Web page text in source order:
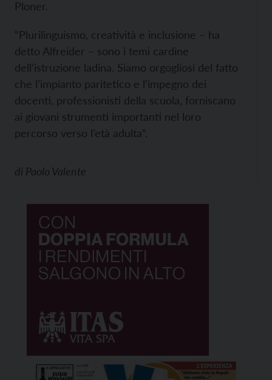
Ploner.
“Plurilinguismo, creatività e inclusione – ha
detto Alfreider – sono i temi cardine
dell’istruzione ladina. Siamo orgogliosi del fatto
che l’impianto paritetico e l’impegno dei
docenti, professionisti della scuola, forniscano
ai giovani strumenti importanti nel loro
percorso verso l’età adulta”.
di Paolo Valente